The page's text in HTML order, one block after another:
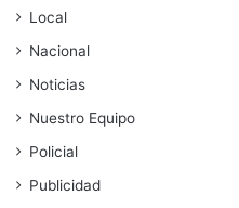
Local
Nacional
Noticias
Nuestro Equipo
Policial
Publicidad